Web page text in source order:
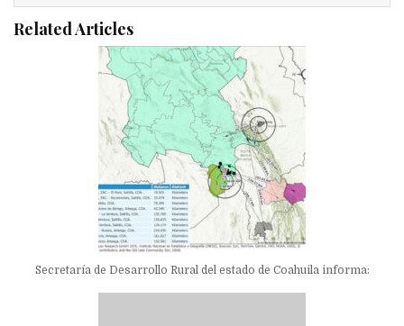
Related Articles
Secretaría de Desarrollo Rural del estado de Coahuila informa: